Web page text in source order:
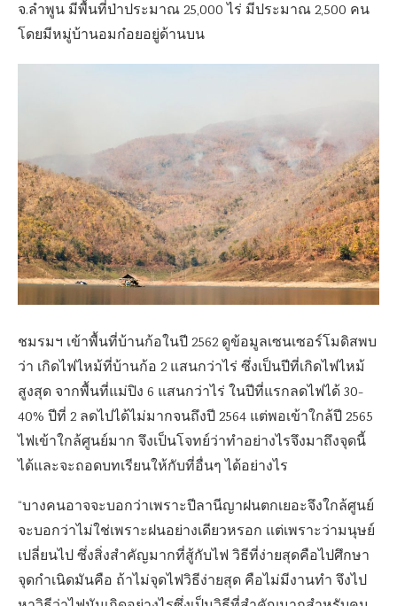
จ.ลำพูน มีพื้นที่ป่าประมาณ 25,000 ไร่ มีประมาณ 2,500 คน
โดยมีหมู่บ้านอมก๋อยอยู่ด้านบน
ชมรมฯ เข้าพื้นที่บ้านก้อในปี 2562 ดูข้อมูลเซนเซอร์โมดิสพบ
ว่า เกิดไฟไหม้ที่บ้านก้อ 2 แสนกว่าไร่ ซึ่งเป็นปีที่เกิดไฟไหม้
สูงสุด จากพื้นที่แม่ปิง 6 แสนกว่าไร่ ในปีที่แรกลดไฟได้ 30-
40% ปีที่ 2 ลดไปได้ไม่มากจนถึงปี 2564 แต่พอเข้าใกล้ปี 2565
ไฟเข้าใกล้ศูนย์มาก จึงเป็นโจทย์ว่าทำอย่างไรจึงมาถึงจุดนี้
ได้และจะถอดบทเรียนให้กับที่อื่นๆ ได้อย่างไร
“บางคนอาจจะบอกว่าเพราะปีลานีญาฝนตกเยอะจึงใกล้ศูนย์
จะบอกว่าไม่ใช่เพราะฝนอย่างเดียวหรอก แต่เพราะว่ามนุษย์
เปลี่ยนไป ซึ่งสิ่งสำคัญมากที่สู้กับไฟ วิธีที่ง่ายสุดคือไปศึกษา
จุดกำเนิดมันคือ ถ้าไม่จุดไฟวิธีง่ายสุด คือไม่มีงานทำ จึงไป